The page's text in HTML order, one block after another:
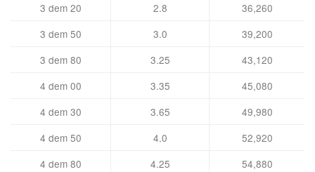
3 dem 20 2.8
36,260
3 dem 50
3.0
39,200
3 dem 80
3.25
43,120
4 dem 00
3.35
45,080
4 dem 30
3.65
49,980
4 dem 50
4.0
52,920
4 dem 80
4.25
54,880